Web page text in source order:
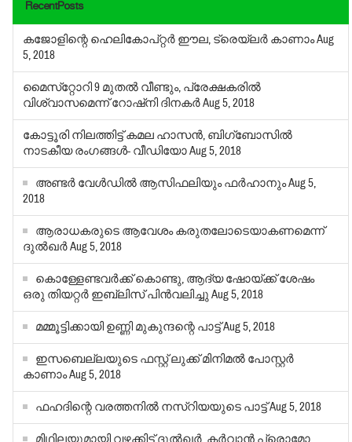
RecentPosts
കജോളിന്റെ ഹെലികോപ്റ്റര്‍ ഈല, ട്രെയ്‌ലര്‍ കാണാംAug
5, 2018
മൈസ്‌റ്റോറി 9 മുതല്‍ വീണ്ടും, പ്രേക്ഷകരില്‍
വിശ്വാസമെന്ന് റോഷ്‌നി ദിനകര്‍Aug 5, 2018
കോട്ടൂരി നിലത്തിട്ട് കമല ഹാസന്‍, ബിഗ്‌ബോസില്‍
നാടകീയ രംഗങ്ങള്‍- വീഡിയോAug 5, 2018
അണ്ടര്‍ വേള്‍ഡില്‍ ആസിഫലിയും ഫര്‍ഹാനുംAug 5,
2018
ആരാധകരുടെ ആവേശം കരുതലോടെയാകണമെന്ന്
ദുല്‍ഖര്‍Aug 5, 2018
കൊള്ളേണ്ടവര്‍ക്ക് കൊണ്ടു, ആദ്യ ഷോയ്ക്ക് ശേഷം
ഒരു തിയറ്റര്‍ ഇബ്‌ലിസ് പിന്‍വലിച്ചു Aug 5, 2018
മമ്മൂട്ടിക്കായി ഉണ്ണി മുകുന്ദന്റെ പാട്ട്Aug 5, 2018
ഇസബെല്ലയുടെ ഫസ്റ്റ് ലുക്ക് മിനിമല്‍ പോസ്റ്റര്‍
കാണാംAug 5, 2018
ഫഹദിന്റെ വരത്തനില്‍ നസ്‌റിയയുടെ പാട്ട്Aug 5, 2018